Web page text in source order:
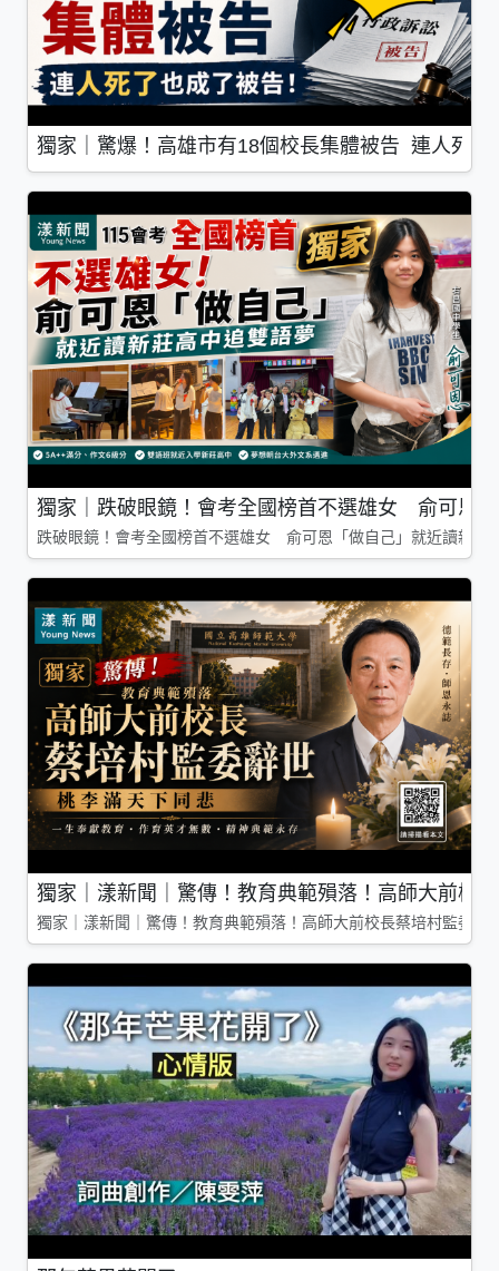
獨家｜驚爆！高雄市有18個校長集體被告 連人死了
獨家｜跌破眼鏡！會考全國榜首不選雄女 俞可恩
跌破眼鏡！會考全國榜首不選雄女 俞可恩「做自己」就近讀新莊
獨家｜漾新聞｜驚傳！教育典範殞落！高師大前校
獨家｜漾新聞｜驚傳！教育典範殞落！高師大前校長蔡培村監委